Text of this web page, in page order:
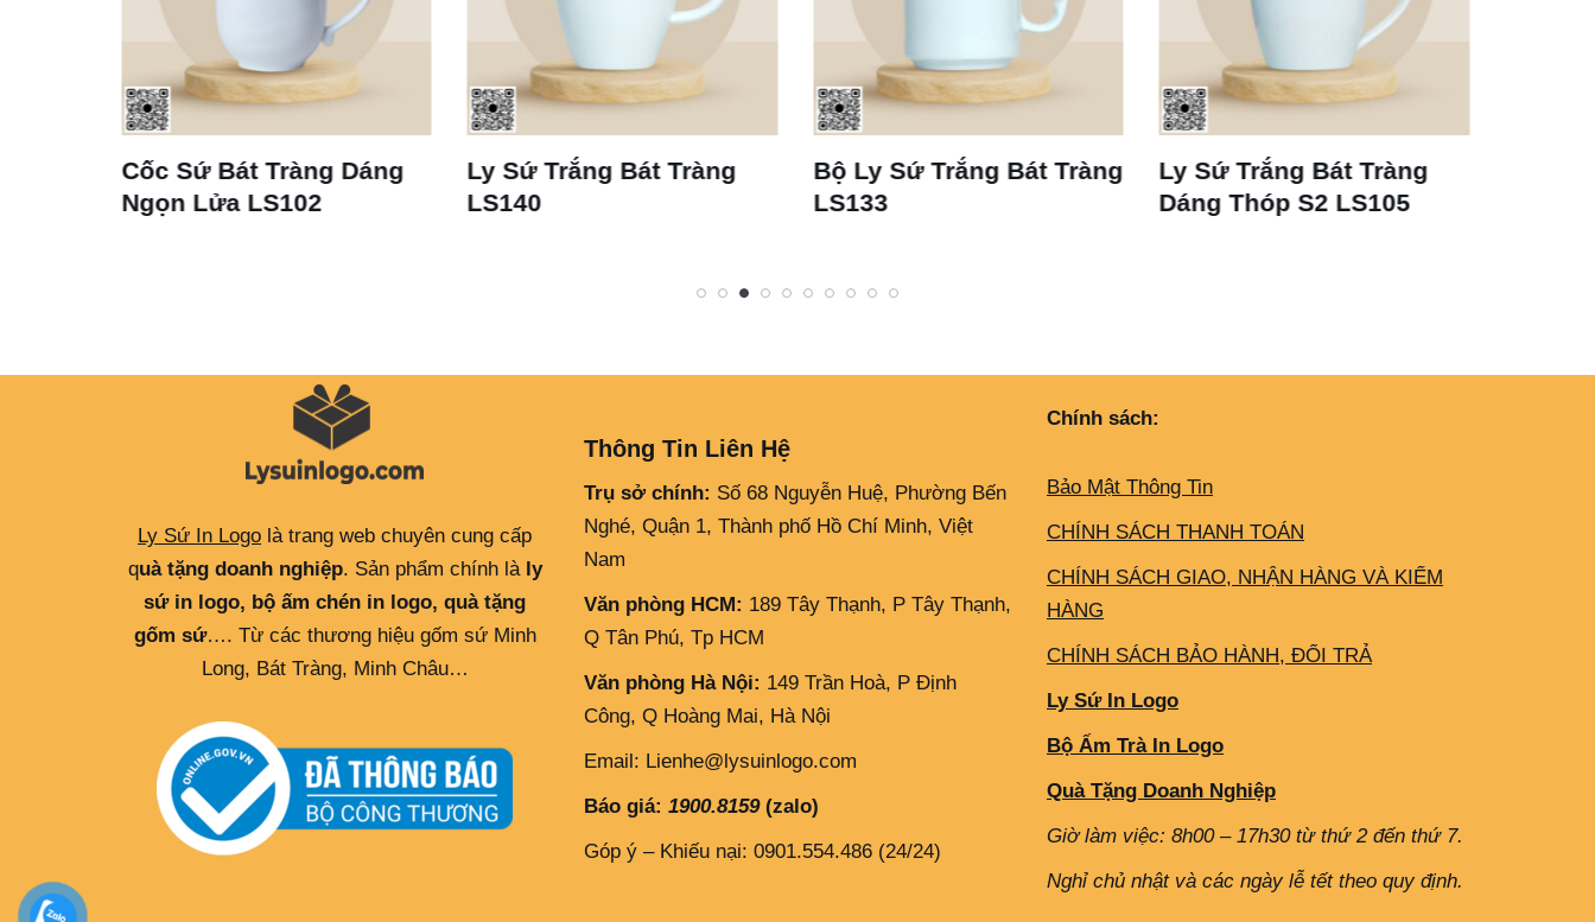
Cốc Sứ Bát Tràng Dáng
Ngọn Lửa LS102
Ly Sứ Trắng Bát Tràng
Bộ Ly Sứ Trắng Bát Tràng
Ly Sứ Trắng Bát Tràng
Dáng Thóp S2 LS105
Cốc Sứ Trắng
Ly Sứ In Logo là trang web chuyên cung cấp
quà tặng doanh nghiệp. Sản phẩm chính là ly
sứ in logo, bộ ấm chén in logo, quà tặng
gốm sứ…. Từ các thương hiệu gốm sứ Minh
Long, Bát Tràng, Minh Châu…
Thông Tin Liên Hệ
Trụ sở chính: Số 68 Nguyễn Huệ, Phường Bến
Nghé, Quận 1, Thành phố Hồ Chí Minh, Việt
Nam
Văn phòng HCM: 189 Tây Thạnh, P Tây Thạnh,
Q Tân Phú, Tp HCM
Văn phòng Hà Nội: 149 Trần Hoà, P Định
Công, Q Hoàng Mai, Hà Nội
Email: Lienhe@lysuinlogo.com
Báo giá: 1900.8159(zalo)
Góp ý – Khiếu nại: 0901.554.486 (24/24)
Chính sách:
Bảo Mật Thông Tin
CHÍNH SÁCH THANH TOÁN
CHÍNH SÁCH GIAO, NHẬN HÀNG VÀ KIỂM
HÀNG
CHÍNH SÁCH BẢO HÀNH, ĐỔI TRẢ
Ly Sứ In Logo
Bộ Ấm Trà In Logo
Quà Tặng Doanh Nghiệp
Giờ làm việc: 8h00 – 17h30 từ thứ 2 đến thứ 7.
Nghỉ chủ nhật và các ngày lễ tết theo quy định.